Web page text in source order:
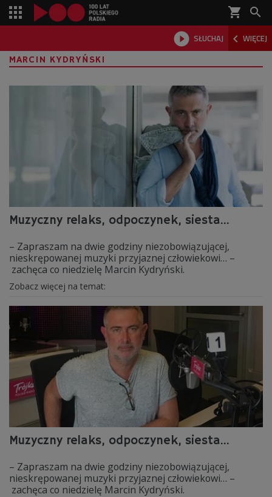
shopping_cart 
 SŁUCHAJ  WIĘCEJ

MARCIN KYDRYŃSKI
Muzyczny relaks, odpoczynek, siesta...
– Zapraszam na dwie godziny niezobowiązującej,
nieskrępowanej muzyki przyjaznej człowiekowi… –
zachęca co niedzielę Marcin Kydryński.
Zobacz więcej na temat:
Muzyczny relaks, odpoczynek, siesta...
– Zapraszam na dwie godziny niezobowiązującej,
nieskrępowanej muzyki przyjaznej człowiekowi… –
zachęca co niedzielę Marcin Kydryński.